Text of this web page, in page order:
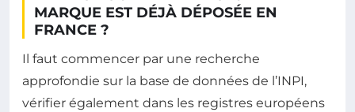
MARQUE EST DÉJÀ DÉPOSÉE EN
FRANCE ?
Il faut commencer par une recherche
approfondie sur la base de données de l’INPI,
vérifier également dans les registres européens